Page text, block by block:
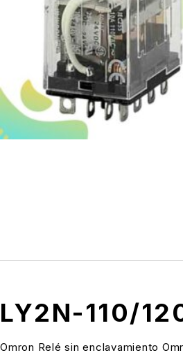
LY2N-110/
Omron Relé sin enclavamiento